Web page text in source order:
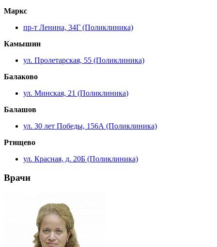
Маркс
пр-т Ленина, 34Г (Поликлиника)
Камышин
ул. Пролетарская, 55 (Поликлиника)
Балаково
ул. Минская, 21 (Поликлиника)
Балашов
ул. 30 лет Победы, 156А (Поликлиника)
Ртищево
ул. Красная, д. 20Б (Поликлиника)
Врачи